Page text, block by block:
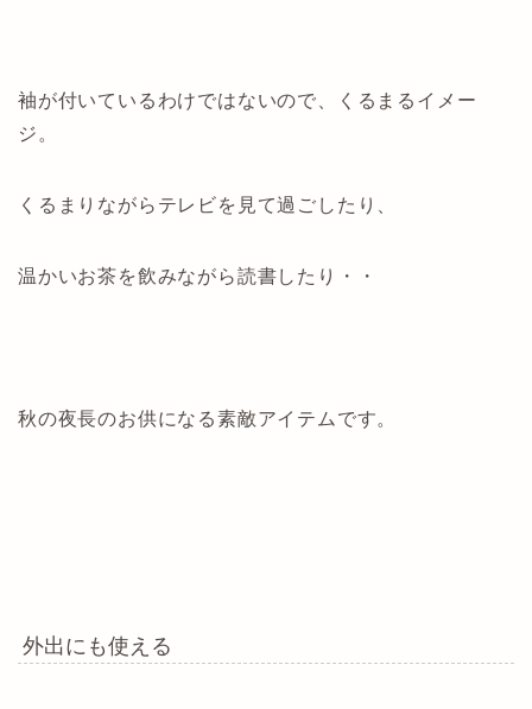
袖が付いているわけではないので、くるまるイメー
ジ。
くるまりながらテレビを見て過ごしたり、
温かいお茶を飲みながら読書したり・・
秋の夜長のお供になる素敵アイテムです。
外出にも使える